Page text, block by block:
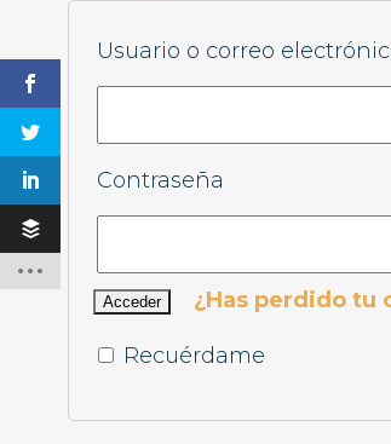
Usuario o correo
Contraseña
¿Has perdido tu
Recuérdame